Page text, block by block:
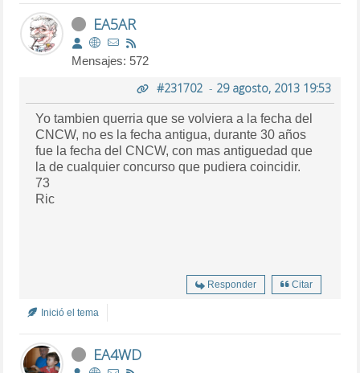
EA5AR
Mensajes: 572
#231702- 29 agosto, 2013 19:53
Yo tambien querria que se volviera a la fecha del
CNCW, no es la fecha antigua, durante 30 años
fue la fecha del CNCW, con mas antiguedad que
la de cualquier concurso que pudiera coincidir.
73
Ric
Responder Citar
Inició el tema
EA4WD